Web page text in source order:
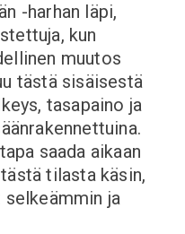
-harhan läpi,
kun
muutos
tästä sisäisestä
tasapaino ja
saada aikaan
tilasta käsin,
ja